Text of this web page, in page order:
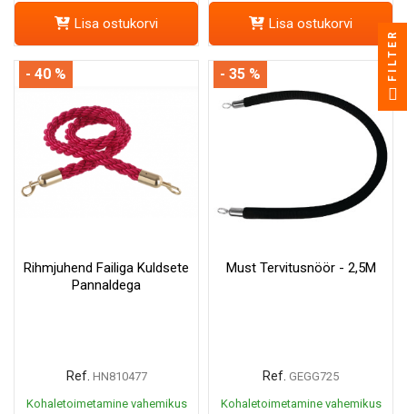
Lisa ostukorvi Lisa ostukorvi
Rihmjuhend Failiga Kuldsete
Pannaldega
Ref. HN810477
Kohaletoimetamine vahemikus
- 40 %
Must Tervitusnöör - 2,5M
Ref. GEGG725
Kohaletoimetamine vahemikus
- 35 % FILTER